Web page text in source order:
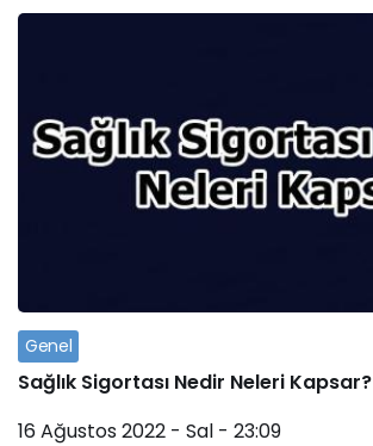
Genel
Sağlık Sigortası Nedir Neleri Kapsar?
16 Ağustos 2022 - Sal - 23:09